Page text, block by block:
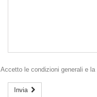
Accetto lecondizioni generali e la
Invia